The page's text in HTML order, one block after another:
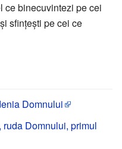
ce binecuvintezi pe cei
sfințești pe cei ce
Domnului
Domnului, primul